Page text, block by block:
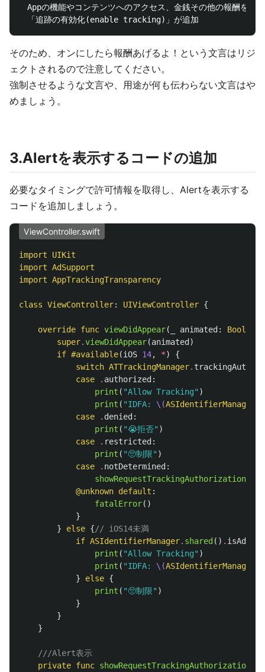
Appの機能やコンテンツへのアクセス、金銭その他の報酬を受
そのため、オンにしたら報酬あげるよ！という文言はリジ
ェクトされるので注意してください。
強制させるような文言や、用途が何も伝わらない文言はや
めましょう。
3.Alertを表示するコードの追加
必要なタイミングで許可情報を取得し、Alertを表示する
コードを追加しましょう。
ViewController.swift
import
UIKit
import AdSupport
import AppTrackingTransparency
class ViewController: UIViewController {
override func viewDidAppear( animated : Bool
super.viewDidAppear(animated )
if #available(iOS 14, *)
{
switch ATTrackingManager.
case
. authorized :
print ( "Allow Tracking" )
print ( "IDFA: \(ASIdentifierManager
case
. denied :
print ( "😭拒否" )
case
. restricted :
print ( "🥺制限" )
case
. notDetermined :
@unknown default :
fatalError()
}
}
else {// iOS14未満
if ASIdentifierManager. shared () .
print ( "Allow Tracking" )
print ( "IDFA: \(ASIdentifierManager
}
else {
print ( "🥺制限" )
}
}
}
///Alert表示
private func